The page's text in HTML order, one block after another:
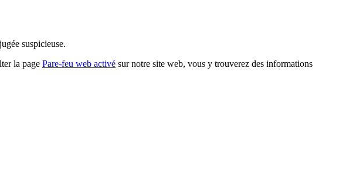
suspicieuse.
la page Pare-feu web activé sur notre site web, vous y trouverez des informations